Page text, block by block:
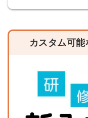
カスタム可能